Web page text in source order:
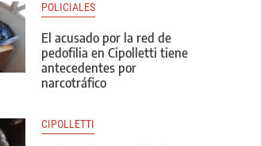
POLICIALES
El acusado por la red de
pedofilia en Cipolletti tiene
antecedentes por
narcotráfico
CIPOLLETTI